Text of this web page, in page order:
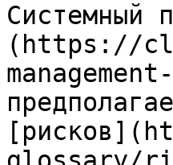
Системный
(https://